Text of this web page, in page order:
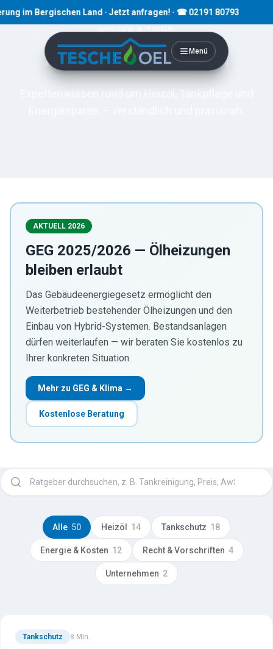
Land · Jetzt anfragen! · ☎ 02191 80793
Menü
WISSEN & TIPPS
Ratgeber & Wissen
AKTUELL 2026
GEG 2025/2026 — Ölheizungen
bleiben erlaubt
Das Gebäudeenergiegesetz ermöglicht den
Weiterbetrieb bestehender Ölheizungen und den
Einbau von Hybrid-Systemen. Bestandsanlagen
dürfen weiterlaufen — wir beraten Sie kostenlos zu
Ihrer konkreten Situation.
Mehr zu GEG & Klima →
Kostenlose Beratung
Ratgeber durchsuchen
Alle 50 Heizöl 14 Tankschutz 18
Energie & Kosten 12 Recht & Vorschriften 4
Unternehmen 2
Tankschutz 8 Min.